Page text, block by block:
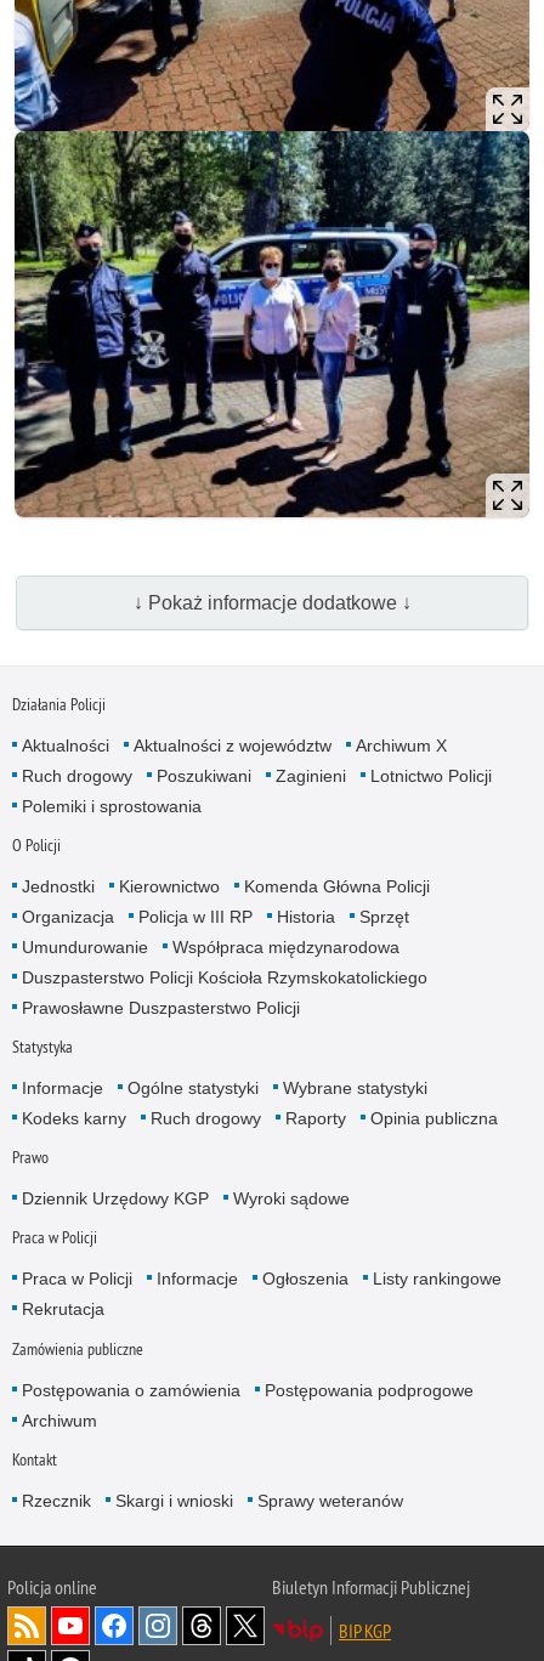
↓ Pokaż informacje dodatkowe ↓
Działania Policji
Aktualności Aktualności z województw
Archiwum X
Ruch drogowy
Poszukiwani Zaginieni
Lotnictwo Policji
Polemiki i sprostowania
O Policji
Jednostki Kierownictwo
Komenda Główna Policji
Organizacja
Policja w III RP Historia
Sprzęt
Umundurowanie
Współpraca międzynarodowa
Duszpasterstwo Policji Kościoła Rzymskokatolickiego
Prawosławne Duszpasterstwo Policji
Statystyka
Informacje Ogólne statystyki
Wybrane statystyki
Kodeks karny
Ruch drogowy Raporty Opinia publiczna
Prawo
Dziennik Urzędowy KGP Wyroki sądowe
Praca w Policji
Praca w Policji Informacje Ogłoszenia
Listy rankingowe
Rekrutacja
Zamówienia publiczne
Postępowania o zamówienia
Postępowania podprogowe
Archiwum
Kontakt
Rzecznik Skargi i wnioski Sprawy weteranów
Policjaonline
Biuletyn Informacji Publicznej
BIP KGP